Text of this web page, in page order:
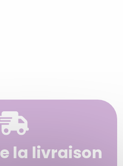
la livraison